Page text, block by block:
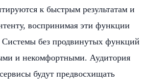
к быстрым результатам и
воспринимая эти функции
без продвинутых функций
и некомфортными. Аудитория
будут предвосхищать